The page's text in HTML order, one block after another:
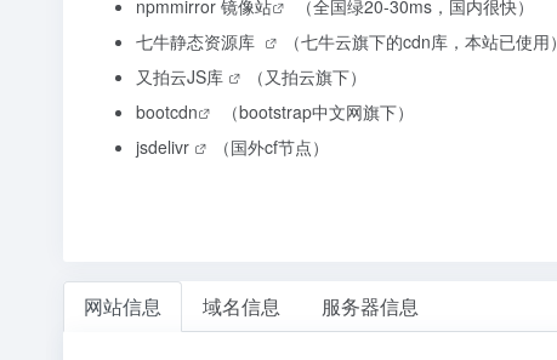
npmmirror 镜像站
（全国绿20-30ms，国内很快）
七牛静态资源库
（七牛云旗下的cdn库，本站已使用）
又拍云JS库
（又拍云旗下）
bootcdn
（bootstrap中文网旗下）
jsdelivr
（国外cf节点）
网站信息 域名信息 服务器信息